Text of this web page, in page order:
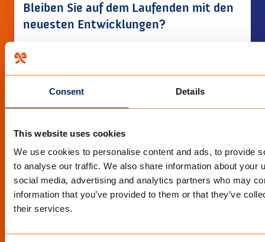
Consent Details
This website uses cookies
We use cookies to personalise content and ads, to provide
to analyse our traffic. We also share information about your
social media, advertising and analytics partners who may
information that you’ve provided to them or that they’ve
their services.
Bleiben Sie auf dem Laufenden mit den
neuesten Entwicklungen?
Abonnieren Sie den Newsletters
QUICK LINKS
Über uns
Camping